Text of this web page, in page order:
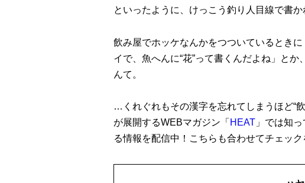
といったように、けっこう釣り人目線で書か
飲み屋でホッケなんかをつついているとき
イで、魚へんに“花”って書くんだよね」と
んて。
…くれぐれもその漢字を忘れてしまうほど“
が展開するWEBマガジン「 HEAT 」では知
る情報を配信中！こちらも合わせてチェック